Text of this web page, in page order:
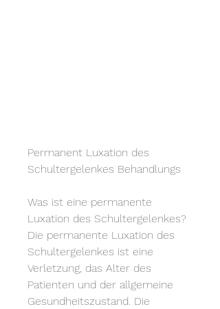
Permanent Luxation des
Schultergelenkes Behandlungs
Was ist eine permanente
Luxation des Schultergelenkes?
Die permanente Luxation des
Schultergelenkes ist eine
Verletzung, das Alter des
Patienten und der allgemeine
Gesundheitszustand. Die